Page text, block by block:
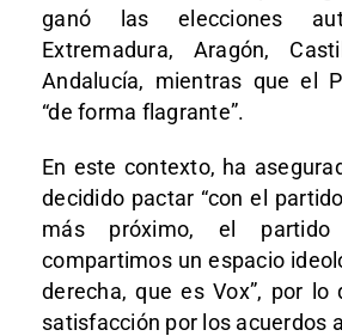
ganó las elecciones
Extremadura, Aragón,
Andalucía, mientras que el
“de forma flagrante”.
En este contexto, ha
decidido pactar “con el
más próximo, el
compartimos un espacio
derecha, que es Vox”, por lo
satisfacción por los acuerdos